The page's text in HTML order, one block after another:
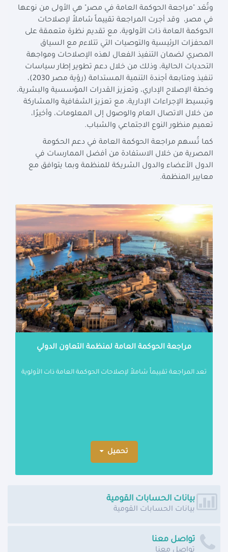
وتُعَد "مراجعة الحوكمة العامة في مصر" هي الأولى من نوعها
في مصر، وقد أجرت المراجعة تقييماً شاملاً لإصلاحات
الحوكمة العامة ذات الأولوية، مع تقديم نظرة متعمقة على
المحفزات الرئيسية والتوصيات التي تتلاءم مع السياق
المصري لضمان التنفيذ الفعال لهذه الإصلاحات ومواجهة
التحديات الحالية، وذلك من خلال دعم تطوير إطار سياسات
تنفيذ ومتابعة أجندة التنمية المستدامة (رؤية مصر 2030)،
وخطة الإصلاح الإداري، وتعزيز القدرات المؤسسية والبشرية،
وتبسيط الإجراءات الإدارية، مع تعزيز الشفافية والمشاركة
من خلال الاتصال العام والوصول إلى المعلومات، وأخيرًا،
تعميم منظور النوع الاجتماعي والشباب.
كما تُسهم مراجعة الحوكمة العامة في دعم الحكومة
المصرية من خلال الاستفادة من أفضل الممارسات في
الدول الأعضاء والدول الشريكة للمنظمة وبما يتوافق مع
معايير المنظمة.
مراجعة الحوكمة العامة لمنظمة التعاون الدولي
تعد المراجعة تقييماً شاملاً لإصلاحات الحوكمة العامة ذات الأولوية
تحميل
بيانات الحسابات القومية
بيانات الحسابات القومية
تواصل معنا
تواصل معنا